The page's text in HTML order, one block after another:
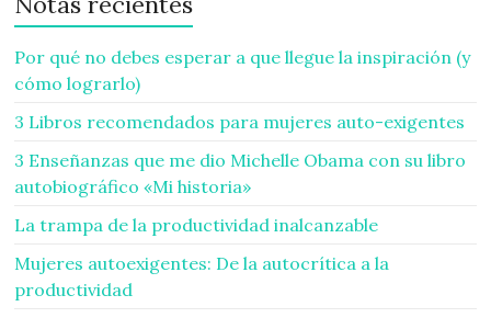
Por qué no debes esperar a que llegue la inspiración (y
cómo lograrlo)
3 Libros recomendados para mujeres auto-exigentes
3 Enseñanzas que me dio Michelle Obama con su libro
autobiográfico «Mi historia»
La trampa de la productividad inalcanzable
Mujeres autoexigentes: De la autocrítica a la
productividad